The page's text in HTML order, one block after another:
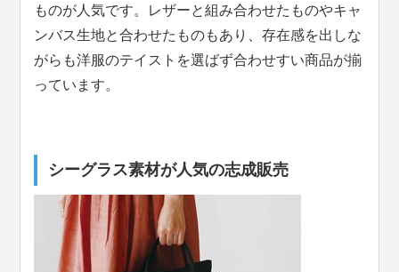
ものが人気です。レザーと組み合わせたものやキャ
ンバス生地と合わせたものもあり、存在感を出しな
がらも洋服のテイストを選ばず合わせすい商品が揃
っています。
シーグラス素材が人気の志成販売